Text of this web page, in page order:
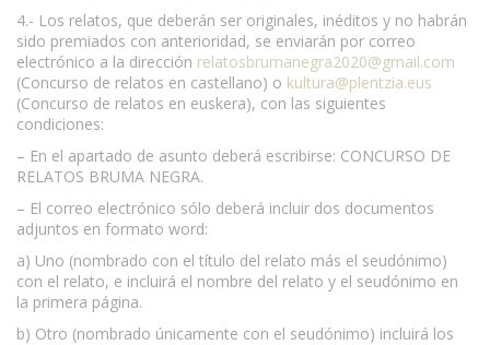
4.- Los relatos, que deberán ser originales, inéditos y no habrán
sido premiados con anterioridad, se enviarán por correo
electrónico a la dirección relatosbrumanegra2020@gmail.com
(Concurso de relatos en castellano) o kultura@plentzia.eus
(Concurso de relatos en euskera), con las siguientes
condiciones:
– En el apartado de asunto deberá escribirse: CONCURSO DE
RELATOS BRUMA NEGRA.
– El correo electrónico sólo deberá incluir dos documentos
adjuntos en formato word:
a) Uno (nombrado con el título del relato más el seudónimo)
con el relato, e incluirá el nombre del relato y el seudónimo en
la primera página.
b) Otro (nombrado únicamente con el seudónimo) incluirá los